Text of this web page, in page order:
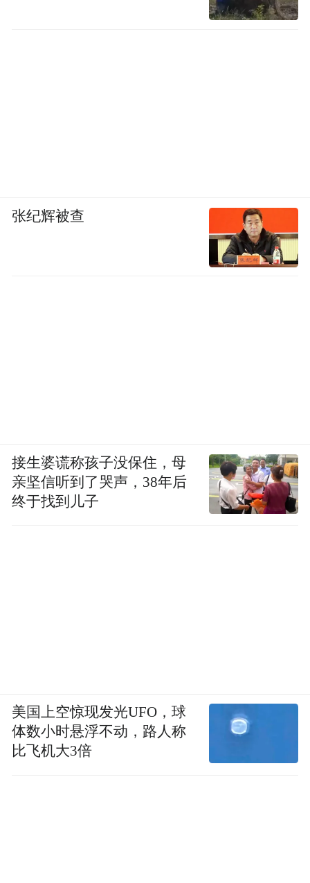
张纪辉被查
接生婆谎称孩子没保住，母
亲坚信听到了哭声，38年后
终于找到儿子
美国上空惊现发光UFO，球
体数小时悬浮不动，路人称
比飞机大3倍